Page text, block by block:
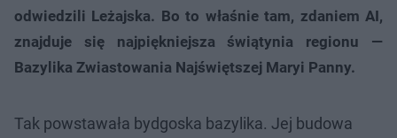
odwiedzili Leżajska. Bo to właśnie tam, zdaniem AI,
znajduje się najpiękniejsza świątynia regionu —
Bazylika Zwiastowania Najświętszej Maryi Panny.
Tak powstawała bydgoska bazylika. Jej budowa